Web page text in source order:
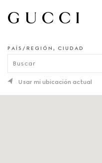
LOCALIZADOR DE TIENDAS
PAÍS/REGIÓN, CIUDAD
Usar mi ubicación actual